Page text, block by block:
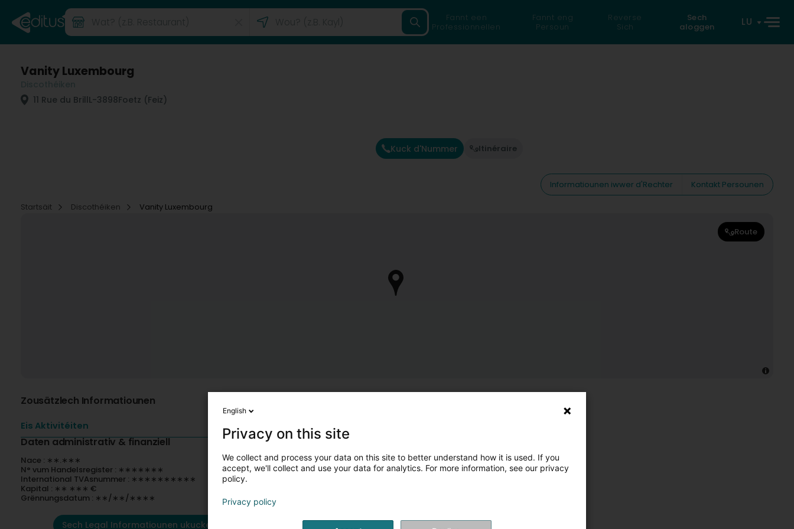
Fannt een
Professionnellen
Fannt eng
Persoun
Reverse
Sich
Sech
aloggen
LU
Vanity Luxembourg
11 Rue du BrillL-3898Foetz (Feiz)
Kuck d'Nummer Itinéraire
Informatiounen iwwer d'Rechter
Kontakt Persounen
Startsäit
Discothéiken Vanity Luxembourg
Route
Zousätzlech Informatiounen
Eis Aktivitéiten
Daten administrativ & finanziell
Nace : ∗∗.∗∗∗
N° vum Handelsregister : ∗∗∗∗∗∗∗
International TVAsnummer : ∗∗∗∗∗∗∗∗∗∗
Kapital : ∗∗ ∗∗∗ €
Grënnungsdatum : ∗∗/∗∗/∗∗∗∗
Sech Legal Informatiounen ukucken
English
Privacy on this site
We collect and process your data on this site to better understand how it is used. If you
accept, we'll collect and use your data for analytics. For more information, see our privacy
policy.
Privacy policy